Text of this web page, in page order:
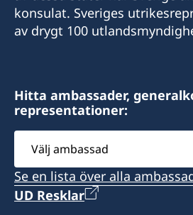
konsulat. Sveriges
av drygt 100
Hitta ambassader,
representationer:
Välj
ambassad
Se en lista över alla
UD Resklar